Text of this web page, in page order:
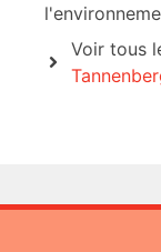
Voir tous